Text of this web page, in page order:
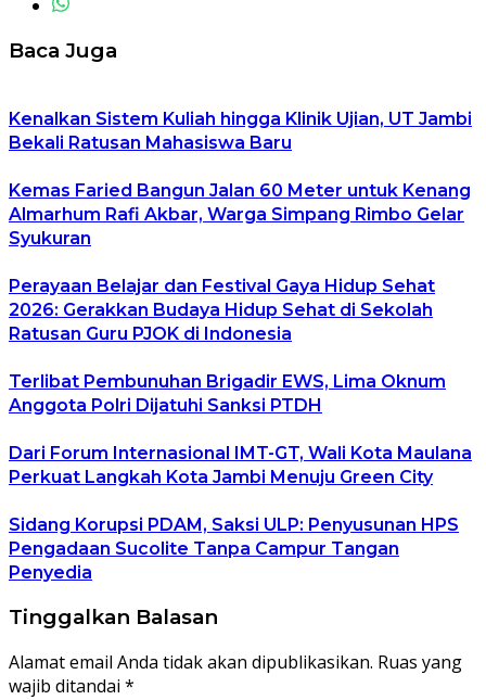
Baca Juga
Kenalkan Sistem Kuliah hingga Klinik Ujian, UT Jambi
Bekali Ratusan Mahasiswa Baru
Kemas Faried Bangun Jalan 60 Meter untuk Kenang
Almarhum Rafi Akbar, Warga Simpang Rimbo Gelar
Syukuran
Perayaan Belajar dan Festival Gaya Hidup Sehat
2026: Gerakkan Budaya Hidup Sehat di Sekolah
Ratusan Guru PJOK di Indonesia
Terlibat Pembunuhan Brigadir EWS, Lima Oknum
Anggota Polri Dijatuhi Sanksi PTDH
Dari Forum Internasional IMT-GT, Wali Kota Maulana
Perkuat Langkah Kota Jambi Menuju Green City
Sidang Korupsi PDAM, Saksi ULP: Penyusunan HPS
Pengadaan Sucolite Tanpa Campur Tangan
Penyedia
Tinggalkan Balasan
Alamat email Anda tidak akan dipublikasikan. Ruas yang
wajib ditandai *